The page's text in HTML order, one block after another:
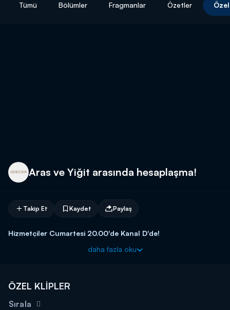
Tümü Bölümler Fragmanlar Özetler
Aras ve Yiğit arasında hesaplaşma!
Takip Et Kaydet Paylaş
Hizmetçiler Cumartesi 20.00'de Kanal D'de!
daha fazla oku
ÖZEL KLİPLER
Sırala